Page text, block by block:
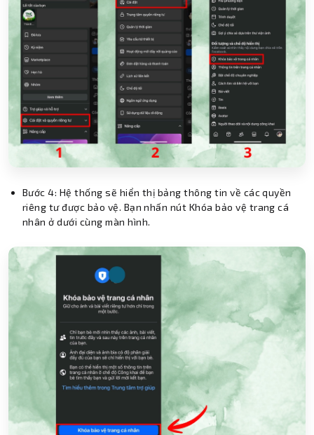
Bước 4: Hệ thống sẽ hiển thị bảng thông tin về các quyền
riêng tư được bảo vệ. Bạn nhấn nút Khóa bảo vệ trang cá
nhân ở dưới cùng màn hình.